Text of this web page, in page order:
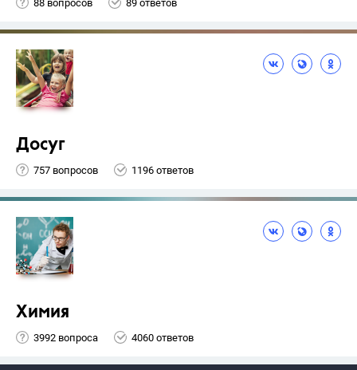
88 вопросов 89 ответов
Досуг
757 вопросов 1196 ответов
Химия
3992 вопроса 4060 ответов